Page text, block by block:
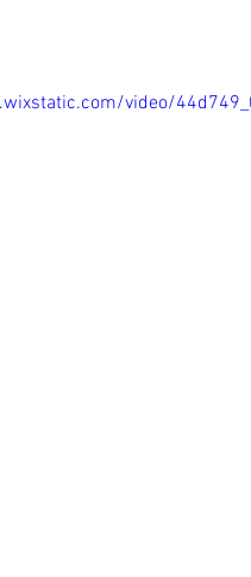
video/